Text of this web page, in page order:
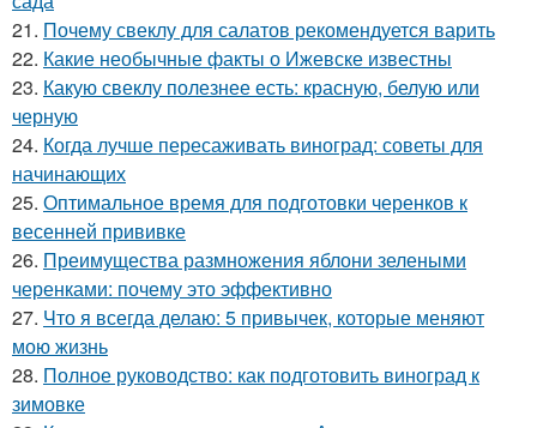
21. Почему свеклу для салатов рекомендуется варить
22. Какие необычные факты о Ижевске известны
23. Какую свеклу полезнее есть: красную, белую или
черную
24. Когда лучше пересаживать виноград: советы для
начинающих
25. Оптимальное время для подготовки черенков к
весенней прививке
26. Преимущества размножения яблони зелеными
черенками: почему это эффективно
27. Что я всегда делаю: 5 привычек, которые меняют
мою жизнь
28. Полное руководство: как подготовить виноград к
зимовке